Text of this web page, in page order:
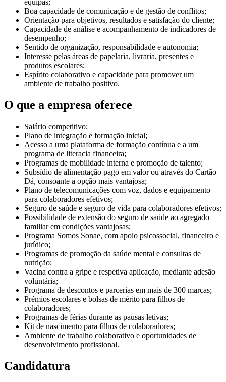
equipas;
Boa capacidade de comunicação e de gestão de conflitos;
Orientação para objetivos, resultados e satisfação do cliente;
Capacidade de análise e acompanhamento de indicadores de
desempenho;
Sentido de organização, responsabilidade e autonomia;
Interesse pelas áreas de papelaria, livraria, presentes e
produtos escolares;
Espírito colaborativo e capacidade para promover um
ambiente de trabalho positivo.
O que a empresa oferece
Salário competitivo;
Plano de integração e formação inicial;
Acesso a uma plataforma de formação contínua e a um
programa de literacia financeira;
Programas de mobilidade interna e promoção de talento;
Subsídio de alimentação pago em valor ou através do Cartão
Dá, consoante a opção mais vantajosa;
Plano de telecomunicações com voz, dados e equipamento
para colaboradores efetivos;
Seguro de saúde e seguro de vida para colaboradores efetivos;
Possibilidade de extensão do seguro de saúde ao agregado
familiar em condições vantajosas;
Programa Somos Sonae, com apoio psicossocial, financeiro e
jurídico;
Programas de promoção da saúde mental e consultas de
nutrição;
Vacina contra a gripe e respetiva aplicação, mediante adesão
voluntária;
Programa de descontos e parcerias em mais de 300 marcas;
Prémios escolares e bolsas de mérito para filhos de
colaboradores;
Programas de férias durante as pausas letivas;
Kit de nascimento para filhos de colaboradores;
Ambiente de trabalho colaborativo e oportunidades de
desenvolvimento profissional.
Candidatura